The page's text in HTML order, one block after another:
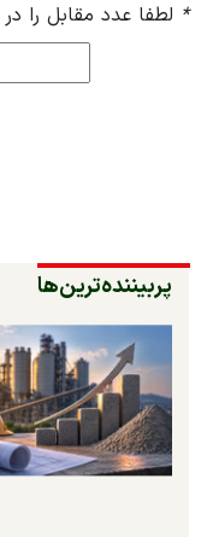
* لطفا عدد مقابل را
پربیننده‌ترین‌ها